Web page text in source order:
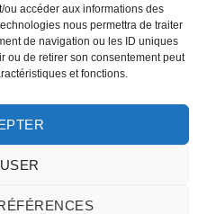
accéder aux informations des
nous permettra de traiter
de navigation ou les ID uniques
ou de retirer son consentement peut
et fonctions.